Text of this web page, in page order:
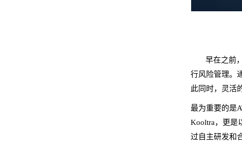
早在之前
行风险管理。
此同时，灵活
最为重要的是
Kooltra，更是
过自主研发和